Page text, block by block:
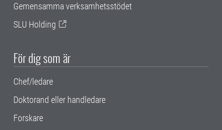
Gemensamma verksamhetsstödet
SLU Holding
För dig som är
Chef/ledare
Doktorand eller handledare
Forskare